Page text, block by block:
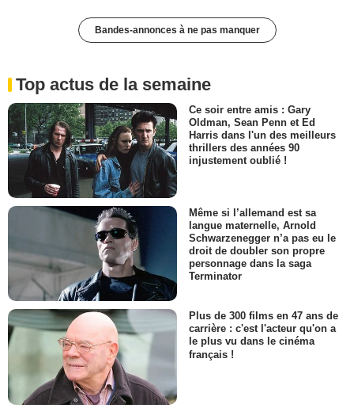
Bandes-annonces à ne pas manquer
Top actus de la semaine
Ce soir entre amis : Gary
Oldman, Sean Penn et Ed
Harris dans l'un des meilleurs
thrillers des années 90
injustement oublié !
Même si l’allemand est sa
langue maternelle, Arnold
Schwarzenegger n’a pas eu le
droit de doubler son propre
personnage dans la saga
Terminator
Plus de 300 films en 47 ans de
carrière : c'est l'acteur qu'on a
le plus vu dans le cinéma
français !